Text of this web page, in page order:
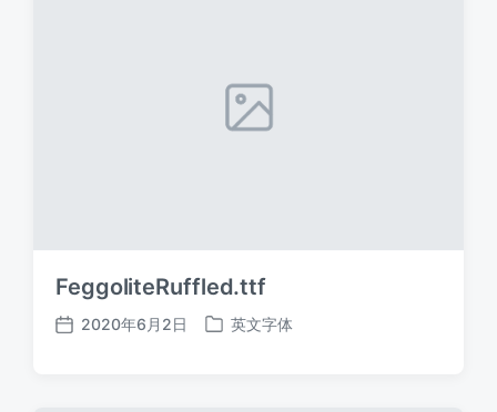
FeggoliteRuffled.ttf
发
2020年6月2日
发
英文字体